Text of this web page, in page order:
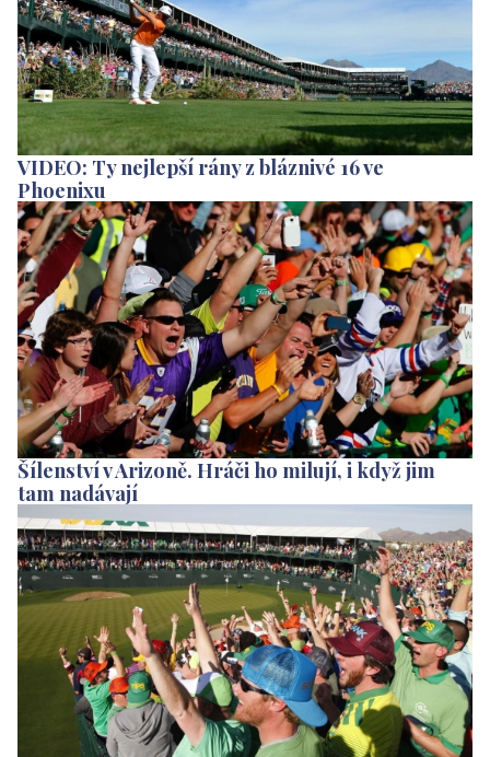
VIDEO: Ty nejlepší rány z bláznivé 16 ve
Phoenixu
Šílenství v Arizoně. Hráči ho milují, i když jim
tam nadávají